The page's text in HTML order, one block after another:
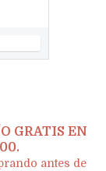
GRATIS EN
antes de